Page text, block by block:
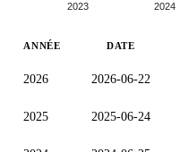
2023 2024
ANNÉE DATE
2026 2026-06-22
2025 2025-06-24